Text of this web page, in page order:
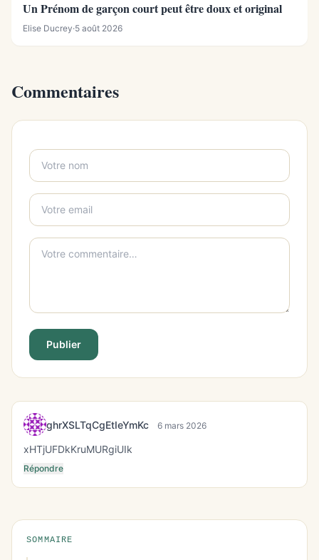
Un Prénom de garçon court peut être doux et original
Elise Ducrey·5 août 2026
Commentaires
Publier
ghrXSLTqCgEtIeYmKc 6 mars 2026
xHTjUFDkKruMURgiUIk
Répondre
SOMMAIRE